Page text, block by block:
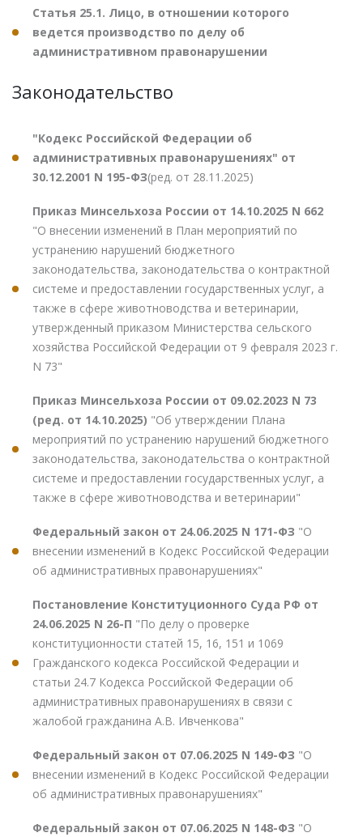
Статья 25.1. Лицо, в отношении которого
ведется производство по делу об
административном правонарушении
Законодательство
"Кодекс Российской Федерации об
административных правонарушениях" от
30.12.2001 N 195-ФЗ(ред. от 28.11.2025)
Приказ Минсельхоза России от 14.10.2025 N 662
"О внесении изменений в План мероприятий по
устранению нарушений бюджетного
законодательства, законодательства о контрактной
системе и предоставлении государственных услуг, а
также в сфере животноводства и ветеринарии,
утвержденный приказом Министерства сельского
хозяйства Российской Федерации от 9 февраля 2023 г.
N 73"
Приказ Минсельхоза России от 09.02.2023 N 73
(ред. от 14.10.2025) "Об утверждении Плана
мероприятий по устранению нарушений бюджетного
законодательства, законодательства о контрактной
системе и предоставлении государственных услуг, а
также в сфере животноводства и ветеринарии"
Федеральный закон от 24.06.2025 N 171-ФЗ "О
внесении изменений в Кодекс Российской Федерации
об административных правонарушениях"
Постановление Конституционного Суда РФ от
24.06.2025 N 26-П "По делу о проверке
конституционности статей 15, 16, 151 и 1069
Гражданского кодекса Российской Федерации и
статьи 24.7 Кодекса Российской Федерации об
административных правонарушениях в связи с
жалобой гражданина А.В. Ивченкова"
Федеральный закон от 07.06.2025 N 149-ФЗ "О
внесении изменений в Кодекс Российской Федерации
об административных правонарушениях"
Федеральный закон от 07.06.2025 N 148-ФЗ "О